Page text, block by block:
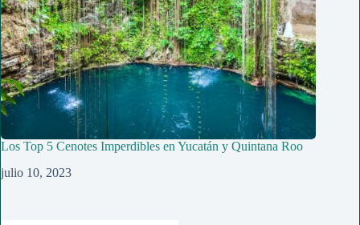
Los Top 5 Cenotes Imperdibles en Yucatán y Quintana Roo
julio 10, 2023